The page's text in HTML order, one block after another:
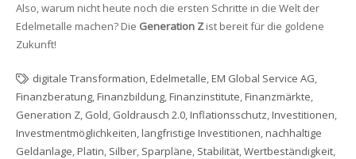
Also, warum nicht heute noch die ersten Schritte in die Welt der
Edelmetalle machen? Die Generation Zist bereit für die goldene
Zukunft!
digitale Transformation Edelmetalle EM Global Service AG
Finanzberatung, Finanzbildung, Finanzinstitute Finanzmärkte
Generation Z, Gold Goldrausch 2.0, Inflationsschutz Investitionen
Investmentmöglichkeiten langfristige Investitionen nachhaltige
Geldanlage Platin Silber, Sparpläne Stabilität, Wertbeständigkeit,